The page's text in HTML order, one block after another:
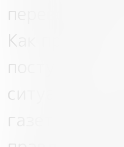
перевод
Как правильно
поступить в
ситуации в
газете